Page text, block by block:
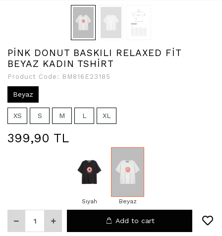
PİNK DONUT BASKILI RELAXED FİT
BEYAZ KADIN TSHİRT
Product Code: BM816E23185
Beyaz
XS S M L XL
399,90 TL
Siyah Beyaz
Add to cart